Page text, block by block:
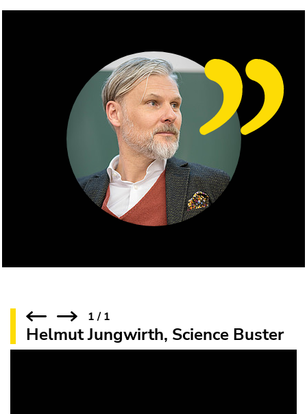
1/1
Helmut Jungwirth, Science Buster